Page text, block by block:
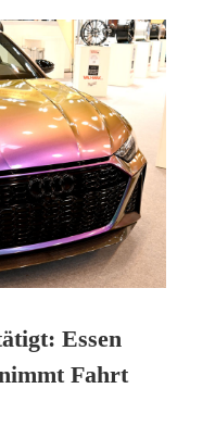
Essen
Fahrt